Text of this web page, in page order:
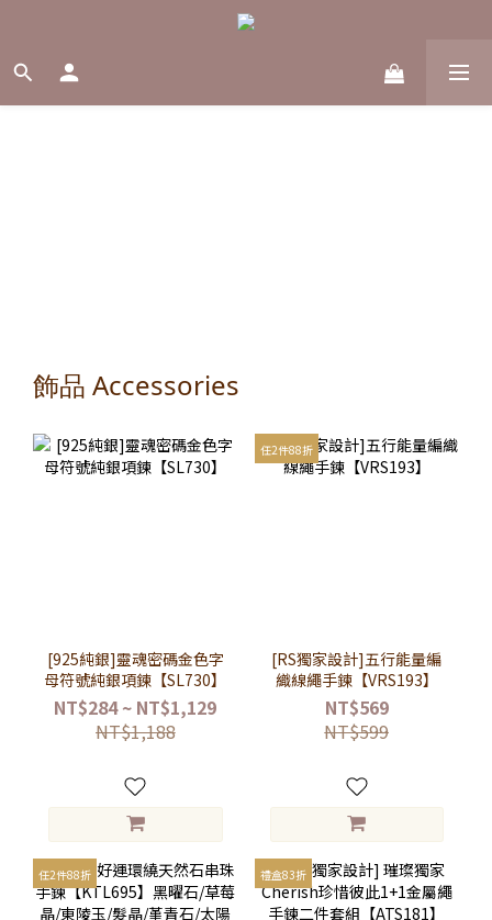
飾品 Accessories
[925純銀]靈魂密碼金色字
母符號純銀項鍊【SL730】
NT$284 ~ NT$1,129
NT$1,188
任2件88折
[RS獨家設計]五行能量編
織線繩手鍊【VRS193】
NT$569
NT$599
任2件88折 禮盒83折